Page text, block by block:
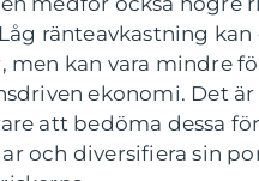
ränteavkastning kan
men kan vara mindre
ekonomi. Det
att bedöma dessa
och diversifiera sin